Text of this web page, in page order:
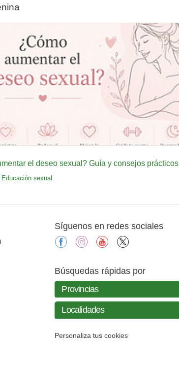
el deseo sexual? Guía y consejos prácticos
Educación sexual
Síguenos en redes sociales
facebookinstagramyoutube
Búsquedas rápidas por
Personaliza tus cookies